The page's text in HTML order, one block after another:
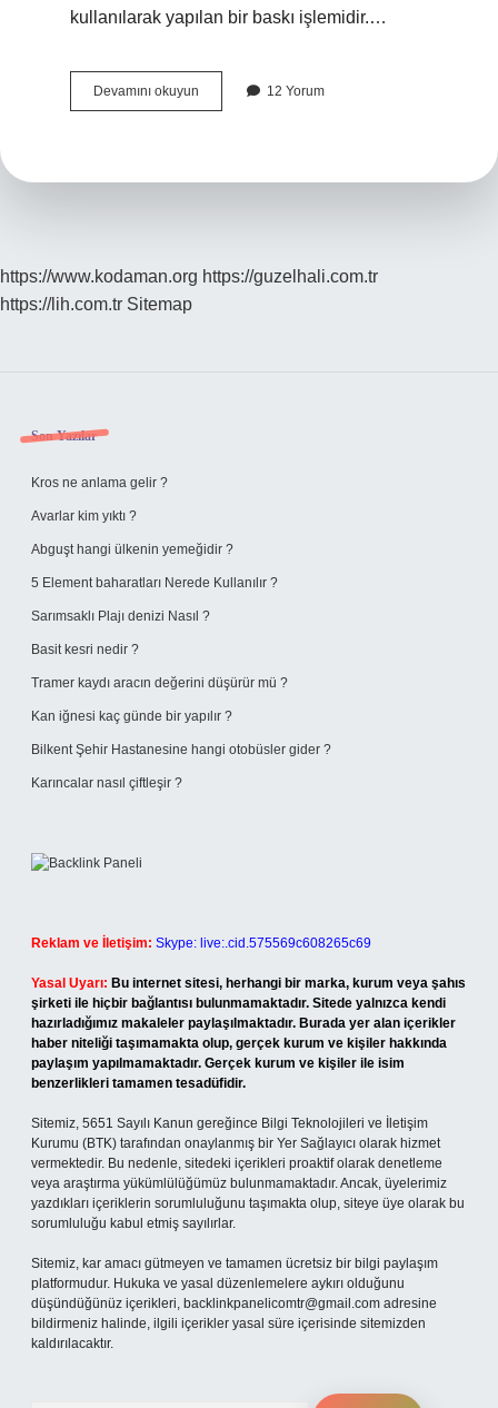
kullanılarak yapılan bir baskı işlemidir.…
Devamını okuyun
Etiket
12 Yorum
https://www.kodaman.org https://guzelhali.com.tr
https://lih.com.tr Sitemap
Sidebar
Son Yazılar
Kros ne anlama gelir ?
Avarlar kim yıktı ?
Abguşt hangi ülkenin yemeğidir ?
5 Element baharatları Nerede Kullanılır ?
Sarımsaklı Plajı denizi Nasıl ?
Basit kesri nedir ?
Tramer kaydı aracın değerini düşürür mü ?
Kan iğnesi kaç günde bir yapılır ?
Bilkent Şehir Hastanesine hangi otobüsler gider ?
Karıncalar nasıl çiftleşir ?
Reklam ve İletişim: Skype: live:.cid.575569c608265c69
Yasal Uyarı: Bu internet sitesi, herhangi bir marka, kurum veya şahıs
şirketi ile hiçbir bağlantısı bulunmamaktadır. Sitede yalnızca kendi
hazırladığımız makaleler paylaşılmaktadır. Burada yer alan içerikler
haber niteliği taşımamakta olup, gerçek kurum ve kişiler hakkında
paylaşım yapılmamaktadır. Gerçek kurum ve kişiler ile isim
benzerlikleri tamamen tesadüfidir.
Sitemiz, 5651 Sayılı Kanun gereğince Bilgi Teknolojileri ve İletişim
Kurumu (BTK) tarafından onaylanmış bir Yer Sağlayıcı olarak hizmet
vermektedir. Bu nedenle, sitedeki içerikleri proaktif olarak denetleme
veya araştırma yükümlülüğümüz bulunmamaktadır. Ancak, üyelerimiz
yazdıkları içeriklerin sorumluluğunu taşımakta olup, siteye üye olarak bu
sorumluluğu kabul etmiş sayılırlar.
Sitemiz, kar amacı gütmeyen ve tamamen ücretsiz bir bilgi paylaşım
platformudur. Hukuka ve yasal düzenlemelere aykırı olduğunu
düşündüğünüz içerikleri, backlinkpanelicomtr@gmail.com adresine
bildirmeniz halinde, ilgili içerikler yasal süre içerisinde sitemizden
kaldırılacaktır.